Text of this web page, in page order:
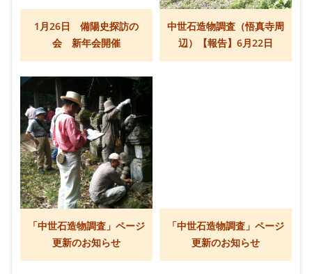
1月26日 備陽史探訪の
会 新年会開催
中世石造物調査（悟真寺周
辺）【報告】6月22日
「中世石造物調査」ページ
更新のお知らせ
「中世石造物調査」ページ
更新のお知らせ